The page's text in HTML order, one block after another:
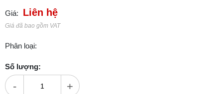
Giá: Liên hệ
Giá đã bao gồm VAT
Phân loại:
Số lượng:
- +